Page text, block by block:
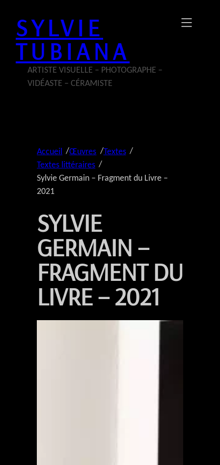
contenu
SYLVIE
TUBIANA
ARTISTE VISUELLE – PHOTOGRAPHE –
VIDÉASTE – CÉRAMISTE
Accueil /Œuvres /Textes /
Textes littéraires /
Sylvie Germain – Fragment du Livre –
2021
SYLVIE
GERMAIN –
FRAGMENT DU
LIVRE – 2021